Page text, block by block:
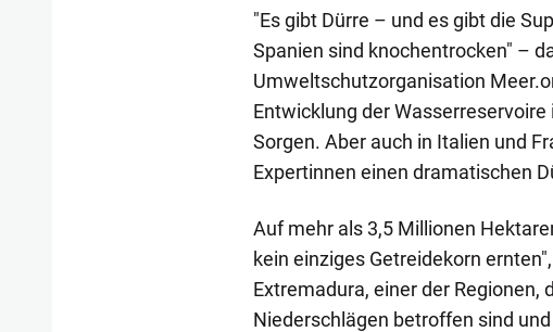
"Es gibt Dürre – und es gibt die
Spanien sind knochentrocken" –
Umweltschutzorganisation
Entwicklung der
Sorgen. Aber auch in Italien und
Expertinnen einen dramatischen
Auf mehr als 3,5 Millionen
kein einziges Getreidekorn
Extremadura, einer der
Niederschlägen betroffen sind